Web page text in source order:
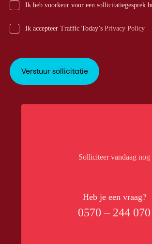
Ik heb voorkeur voor een sollicitatiegesprek
Ik accepteer Traffic Today’s Privacy Policy
Solliciteer vandaag nog
Heb je een vraag?
0570 – 244 070